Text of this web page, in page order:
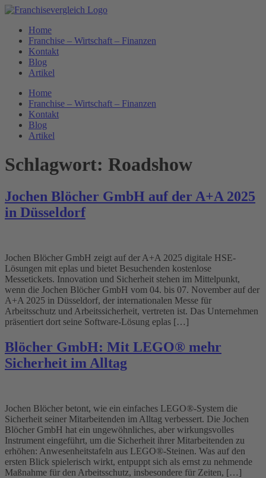
Zum
springenHome
Franchise – Wirtschaft – Finanzen
Kontakt
Blog
Artikel
Home
Franchise – Wirtschaft – Finanzen
Kontakt
Blog
Artikel
Schlagwort: Roadshow
Jochen Blöcher GmbH auf der A+A 2025
in Düsseldorf
Jochen Blöcher GmbH zeigt auf der A+A 2025 digitale HSE-
Lösungen mit eplas und bietet Besuchenden kostenlose
Messetickets. Innovation und Sicherheit stehen im Mittelpunkt,
wenn die Jochen Blöcher GmbH vom 04. bis 07. November auf der
A+A 2025 in Düsseldorf, der internationalen Messe für
Arbeitsschutz und Arbeitssicherheit, vertreten ist. Das Unternehmen
präsentiert dort seine Software-Lösung eplas […]
Blöcher GmbH: Mit LEGO® mehr
Sicherheit im Alltag
Jochen Blöcher betont, wie ein einfaches LEGO®-System die
Sicherheit seiner Mitarbeitenden im Alltag verbessert. Die Jochen
Blöcher GmbH hat ein ungewöhnliches, aber wirkungsvolles
Instrument eingeführt, um die Sicherheit ihrer Mitarbeitenden zu
erhöhen: Anwesenheitstafeln aus LEGO®-Steinen. Was auf den
ersten Blick spielerisch wirkt, entpuppt sich als ernst zu nehmende
Maßnahme für den Arbeitsschutz, insbesondere für Zeiten, […]